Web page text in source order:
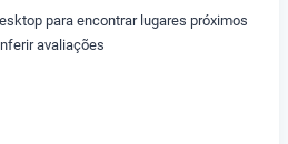
para encontrar lugares próximos
avaliações